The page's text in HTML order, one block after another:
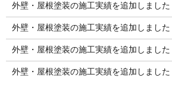
外壁・屋根塗装の施工実績を追加しました
外壁・屋根塗装の施工実績を追加しました
外壁・屋根塗装の施工実績を追加しました
外壁・屋根塗装の施工実績を追加しました